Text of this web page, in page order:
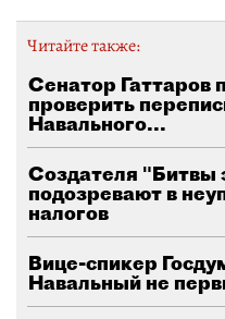
Читайте также:
Сенатор Гаттаров
проверить
Навального...
Создателя "Битвы
подозревают в
налогов
Вице-спикер
Навальный не